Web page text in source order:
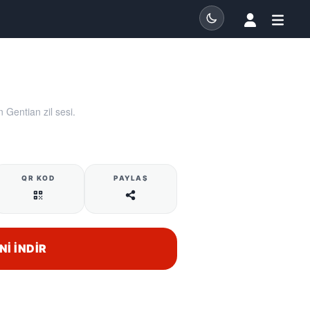
Gentian zil sesi.
QR KOD PAYLAŞ
İNDIR